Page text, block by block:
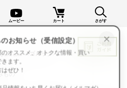
ムービー カート さがす
もの
×
お知らせ（受信設定）
オススメ、オトクな情報・買い
ます。
ぜひ！